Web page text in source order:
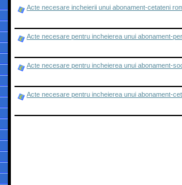
Acte necesare incheierii unui abonament-cetateni
Acte necesare pentru incheierea unui abonament-
Acte necesare pentru incheierea unui abonament-
Acte necesare pentru incheierea unui abonament-